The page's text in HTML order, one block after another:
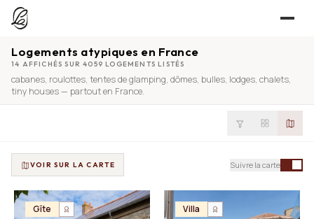
JE CHERCHE
TROUVER UN LIEU
Séjours, tournages, événements — l’annuaire
PROPOSER MON LIEU
Annuaire + reportage photo-vidéo, 0 % commission
Déjà référencé ?Espace pro
EXPLORER
UNE QUESTION ?
Logements atypiques en France
14 AFFICHÉS SUR 4059 LOGEMENTS LISTÉS
cabanes, roulottes, tentes de glamping, dômes, bulles, lodges, chalets,
tiny houses— partout en France.
VOIR SUR LA CARTE Suivre la carte
Gîte Villa